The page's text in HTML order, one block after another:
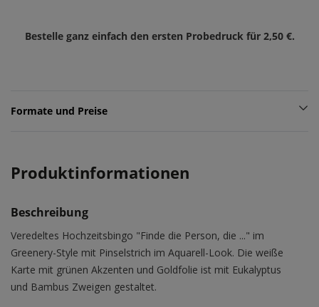
Bestelle ganz einfach den ersten Probedruck für 2,50 €.
Formate und Preise
Produktinformationen
Beschreibung
Veredeltes Hochzeitsbingo "Finde die Person, die ..." im
Greenery-Style mit Pinselstrich im Aquarell-Look. Die weiße
Karte mit grünen Akzenten und Goldfolie ist mit Eukalyptus
und Bambus Zweigen gestaltet.